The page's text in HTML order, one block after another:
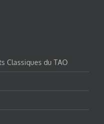
Classiques du TAO